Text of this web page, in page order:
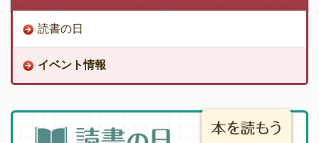
読書の日
イベント情報